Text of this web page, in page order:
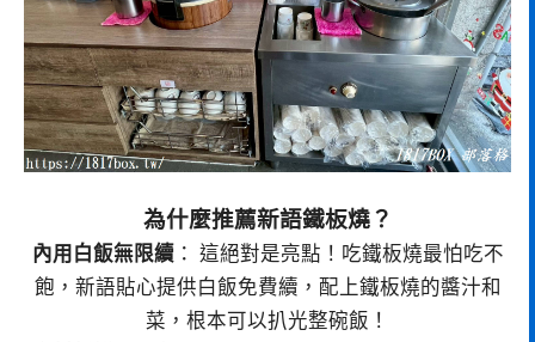
為什麼推薦新語鐵板燒？
內用白飯無限續： 這絕對是亮點！吃鐵板燒最怕吃不
飽，新語貼心提供白飯免費續，配上鐵板燒的醬汁和
菜，根本可以扒光整碗飯！